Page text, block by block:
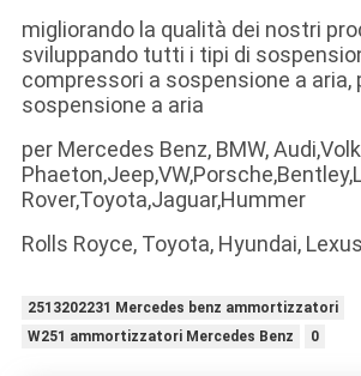
migliorando la qualità dei nostri
sviluppando tutti i tipi di
compressori a sospensione a aria,
sospensione a aria
per Mercedes Benz, BMW,
Rover,Toyota,Jaguar,Hummer
Rolls Royce, Toyota, Hyundai,
2513202231 Mercedes benz ammortizzatori
W251 ammortizzatori Mercedes Benz
0